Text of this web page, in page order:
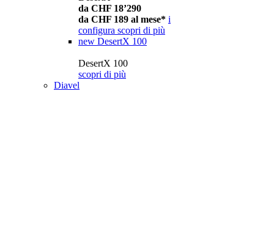
da CHF 18’290
da CHF 189 al mese* i
configura scopri di più
new DesertX 100
DesertX 100
scopri di più
Diavel